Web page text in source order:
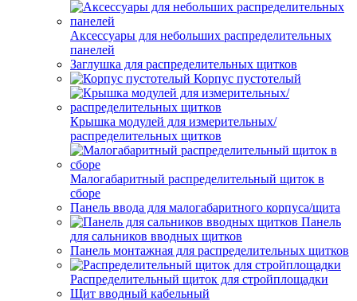
Аксессуары для небольших распределительных
панелей
Заглушка для распределительных щитков
Корпус пустотелый
Крышка модулей для измерительных/
распределительных щитков
Малогабаритный распределительный щиток в
сборе
Панель ввода для малогабаритного корпуса/щита
Панель
для сальников вводных щитков
Панель монтажная для распределительных щитков
Распределительный щиток для стройплощадки
Щит вводный кабельный